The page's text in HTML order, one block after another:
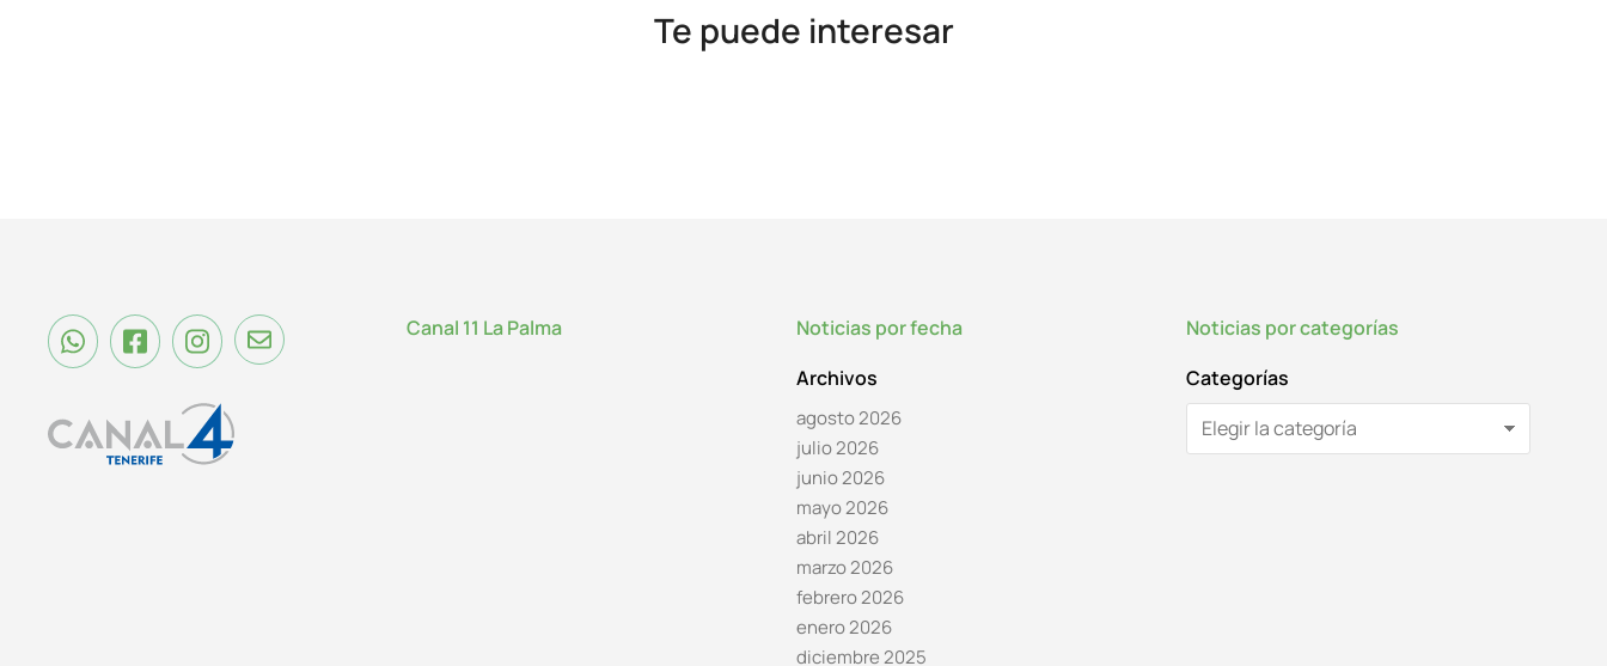
Te puede interesar
Canal 11 La Palma
Noticias por fecha
Archivos
agosto 2026
julio 2026
junio 2026
mayo 2026
abril 2026
marzo 2026
febrero 2026
enero 2026
diciembre 2025
Noticias por categorías
Categorías